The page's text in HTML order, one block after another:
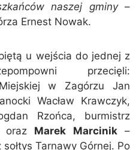
naszej gminy–
Ernest Nowak.
u wejścia do jednej z
przecięli:
w Zagórzu Jan
Wacław Krawczyk,
Rzońca, burmistrz
oraz Marek Marcinik–
Tarnawy Górnej. Po